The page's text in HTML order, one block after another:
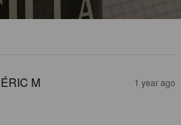
M 1 year ago